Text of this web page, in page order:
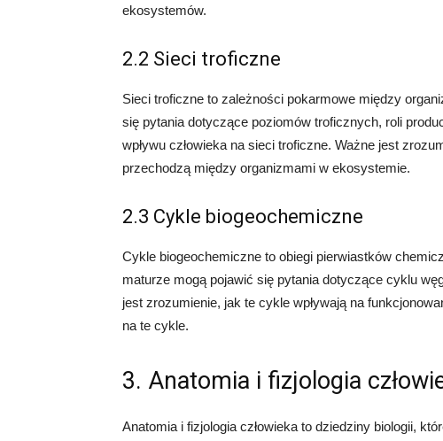
ekosystemów.
2.2 Sieci troficzne
Sieci troficzne to zależności pokarmowe między
się pytania dotyczące poziomów troficznych, roli
wpływu człowieka na sieci troficzne. Ważne jest
przechodzą między organizmami w ekosystemie.
2.3 Cykle biogeochemiczne
Cykle biogeochemiczne to obiegi pierwiastków
maturze mogą pojawić się pytania dotyczące cyklu
jest zrozumienie, jak te cykle wpływają na
na te cykle.
3. Anatomia i fizjologia
Anatomia i fizjologia człowieka to dziedziny biologii,